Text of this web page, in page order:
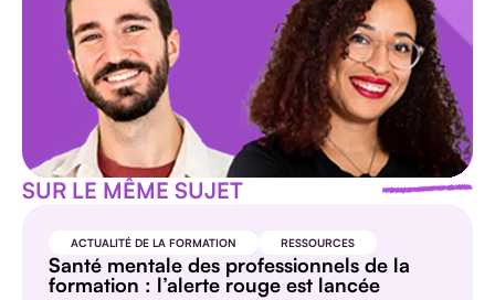
SUR LE MÊME SUJET
ACTUALITÉ DE LA FORMATION RESSOURCES
Santé mentale des professionnels de la
formation : l’alerte rouge est lancée